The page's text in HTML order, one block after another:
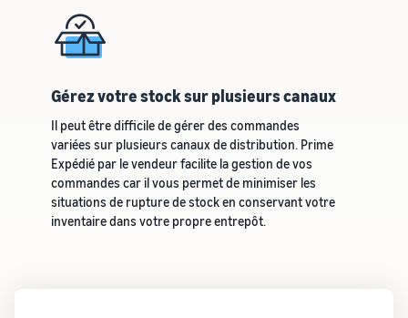
Gérez votre stock sur plusieurs canaux
Il peut être difficile de gérer des commandes
variées sur plusieurs canaux de distribution. Prime
Expédié par le vendeur facilite la gestion de vos
commandes car il vous permet de minimiser les
situations de rupture de stock en conservant votre
inventaire dans votre propre entrepôt.